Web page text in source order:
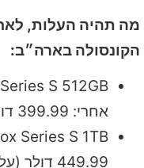
מה תהיה העלות,
הקונסולה בארה״ב:
אחרי: 399.99 דולר (עלייה של 20 דולר)
449.99 דולר (עלייה של 20 דולר)